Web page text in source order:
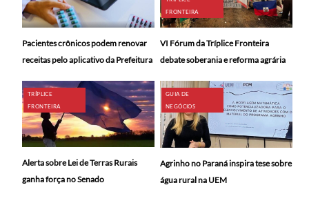
Pacientes crônicos podem renovar
receitas pelo aplicativo da Prefeitura
FRONTEIRA
VI Fórum da Tríplice Fronteira
debate soberania e reforma agrária
TRÍPLICE
FRONTEIRA
Alerta sobre Lei de Terras Rurais
ganha força no Senado
GUIA DE
NEGÓCIOS
Agrinho no Paraná inspira tese sobre
água rural na UEM